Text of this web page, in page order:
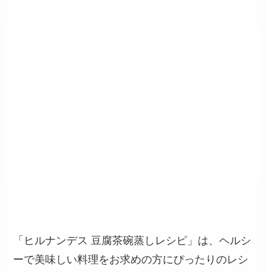
「ヒルナンデス 豆腐茶碗蒸しレシピ」は、ヘルシ
ーで美味しい料理をお求めの方にぴったりのレシ